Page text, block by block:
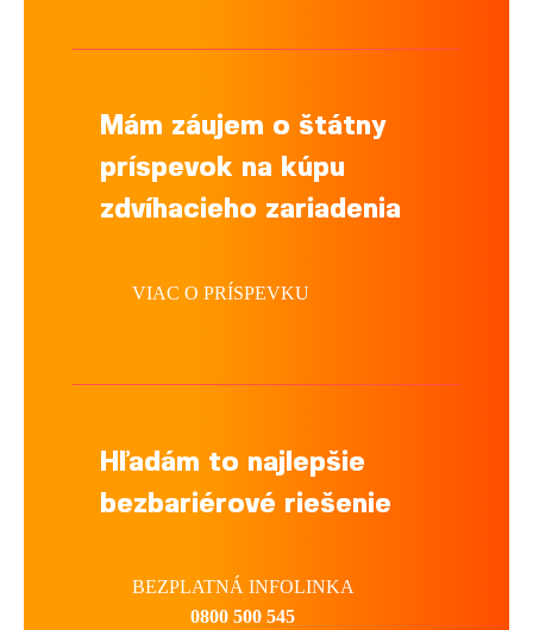
Mám záujem o štátny
príspevok na kúpu
zdvíhacieho zariadenia
VIAC O PRÍSPEVKU
Hľadám to najlepšie
bezbariérové riešenie
BEZPLATNÁ INFOLINKA
0800 500 545